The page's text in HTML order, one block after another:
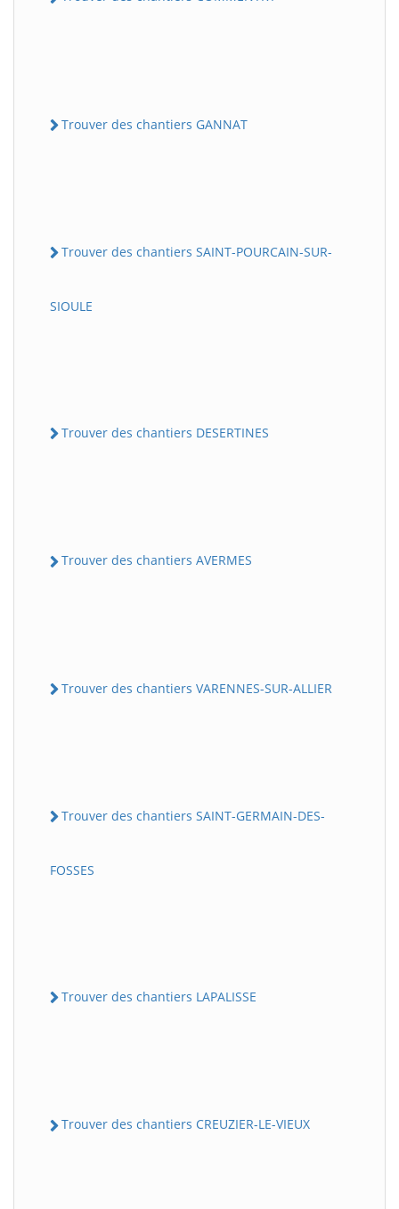
Trouver des chantiers GANNAT
Trouver des chantiers SAINT-POURCAIN-SUR-
SIOULE
Trouver des chantiers DESERTINES
Trouver des chantiers AVERMES
Trouver des chantiers VARENNES-SUR-ALLIER
Trouver des chantiers SAINT-GERMAIN-DES-
FOSSES
Trouver des chantiers LAPALISSE
Trouver des chantiers CREUZIER-LE-VIEUX